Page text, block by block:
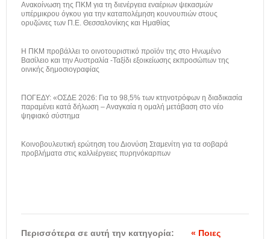
Ανακοίνωση της ΠΚΜ για τη διενέργεια εναέριων ψεκασμών
υπέρμικρου όγκου για την καταπολέμηση κουνουπιών στους
ορυζώνες των Π.Ε. Θεσσαλονίκης και Ημαθίας
H ΠΚΜ προβάλλει το οινοτουριστικό προϊόν της στο Ηνωμένο
Βασίλειο και την Αυστραλία -Ταξίδι εξοικείωσης εκπροσώπων της
οινικής δημοσιογραφίας
ΠΟΓΕΔΥ: «ΟΣΔΕ 2026: Για το 98,5% των κτηνοτρόφων η διαδικασία
παραμένει κατά δήλωση – Αναγκαία η ομαλή μετάβαση στο νέο
ψηφιακό σύστημα
Κοινοβουλευτική ερώτηση του Διονύση Σταμενίτη για τα σοβαρά
προβλήματα στις καλλιέργειες πυρηνόκαρπων
Περισσότερα σε αυτή την κατηγορία:
« Ποιες